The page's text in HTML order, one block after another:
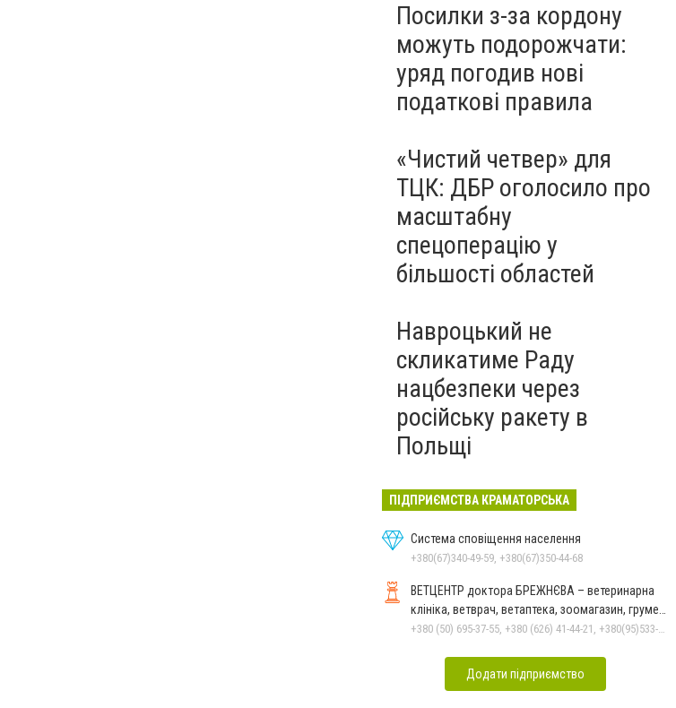
Посилки з-за кордону
можуть подорожчати:
уряд погодив нові
податкові правила
«Чистий четвер» для
ТЦК: ДБР оголосило про
масштабну
спецоперацію у
більшості областей
Навроцький не
скликатиме Раду
нацбезпеки через
російську ракету в
Польщі
ПІДПРИЄМСТВА КРАМАТОРСЬКА
Система сповіщення населення
+380(67)340-49-59, +380(67)350-44-68
ВЕТЦЕНТР доктора БРЕЖНЄВА – ветеринарна
клініка, ветврач, ветаптека, зоомагазин, грумер,
стрижки.
+380 (50) 695-37-55, +380 (626) 41-44-21, +380(95)533-90-03
Додати підприємство